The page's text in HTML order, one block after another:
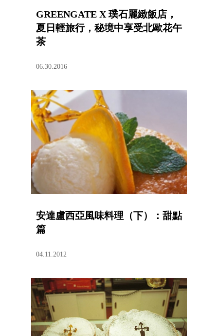
GREENGATE X 璞石麗緻飯店，
夏日輕旅行，秘境中享受北歐花午
茶
06.30.2016
安達盧西亞風味料理（下）：甜點
篇
04.11.2012